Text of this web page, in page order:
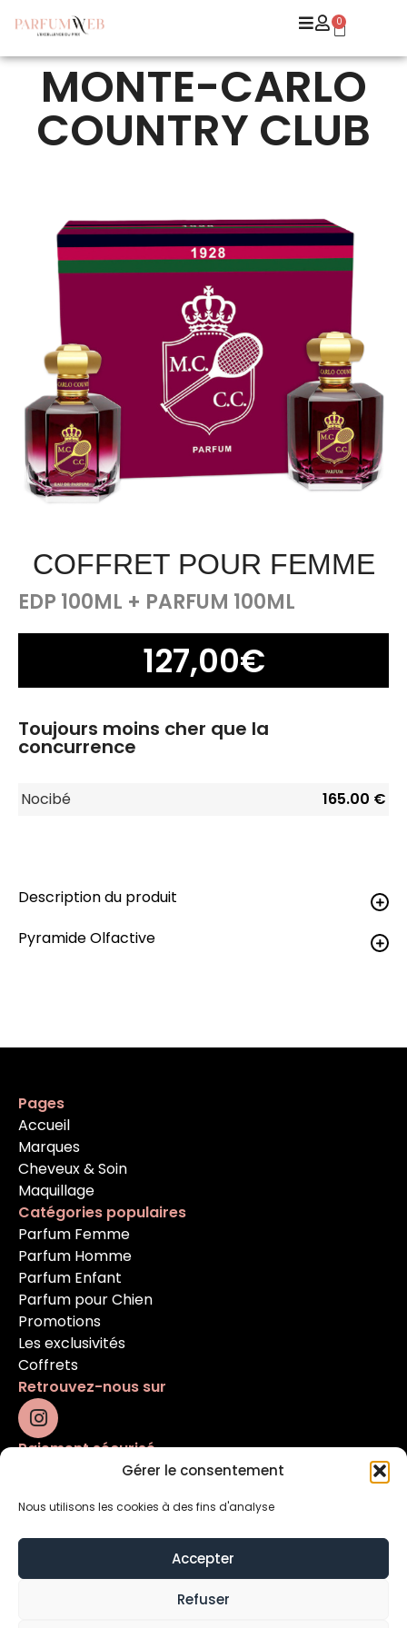
Gérer le consentement
Nous utilisons les cookies à des fins d'analyse
Accepter
Refuser
0
MONTE-CARLO
COUNTRY CLUB
COFFRET POUR FEMME
EDP 100ML + PARFUM 100ML
127,00€
Toujours moins cher que la
concurrence
Nocibé 165.00 €
Description du produit
Pyramide Olfactive
Pages
Accueil
Marques
Cheveux & Soin
Maquillage
Catégories populaires
Parfum Femme
Parfum Homme
Parfum Enfant
Parfum pour Chien
Promotions
Les exclusivités
Coffrets
Retrouvez-nous sur
Paiement sécurisé